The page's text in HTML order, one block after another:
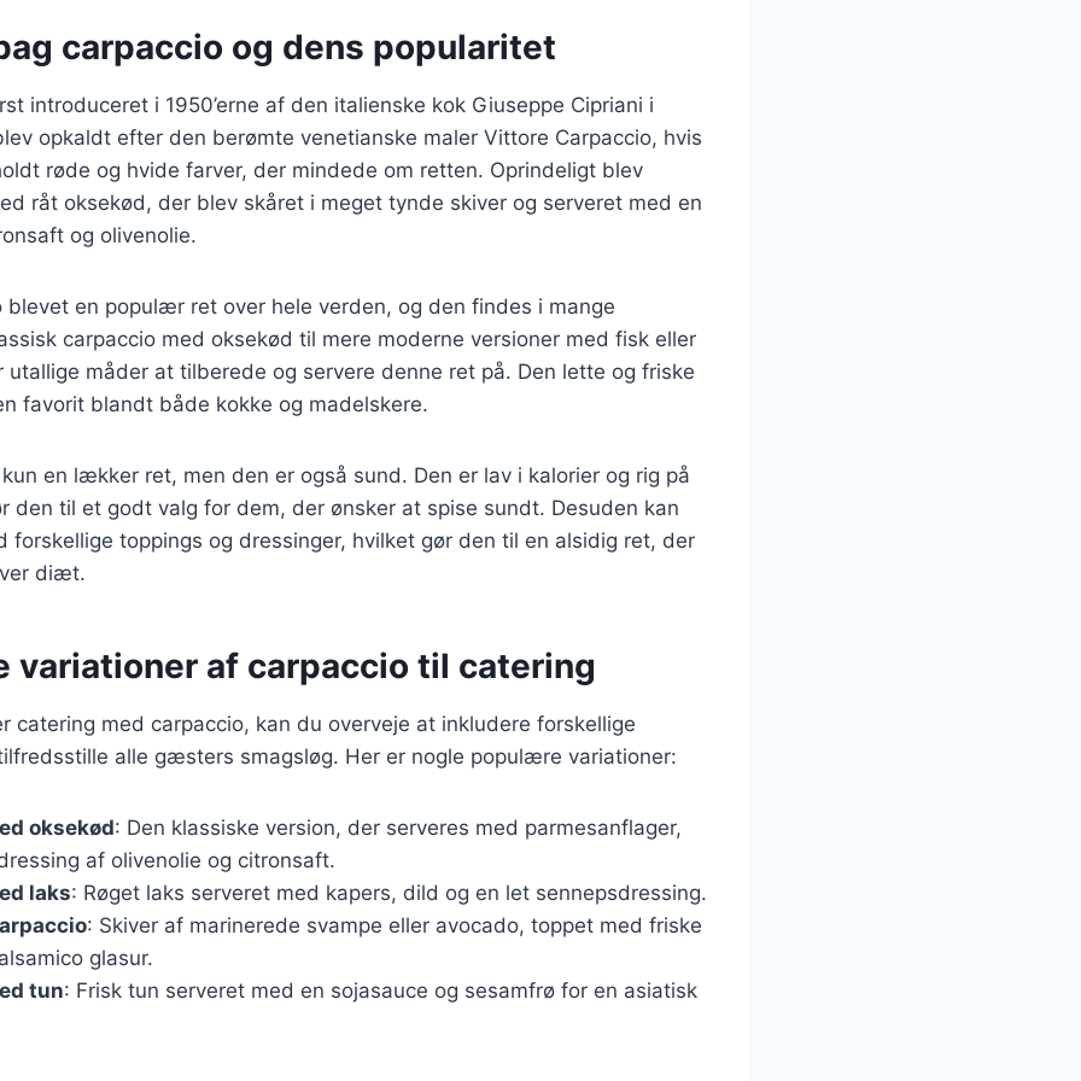
carpaccio og dens popularitet
introduceret i 1950’erne af den italienske kok Giuseppe Cipriani i
opkaldt efter den berømte venetianske maler Vittore Carpaccio, hvis
røde og hvide farver, der mindede om retten. Oprindeligt blev
råt oksekød, der blev skåret i meget tynde skiver og serveret med en
og olivenolie.
blevet en populær ret over hele verden, og den findes i mange
carpaccio med oksekød til mere moderne versioner med fisk eller
utallige måder at tilberede og servere denne ret på. Den lette og friske
favorit blandt både kokke og madelskere.
en lækker ret, men den er også sund. Den er lav i kalorier og rig på
den til et godt valg for dem, der ønsker at spise sundt. Desuden kan
forskellige toppings og dressinger, hvilket gør den til en alsidig ret, der
diæt.
variationer af carpaccio til catering
catering med carpaccio, kan du overveje at inkludere forskellige
alle gæsters smagsløg. Her er nogle populære variationer:
oksekød: Den klassiske version, der serveres med parmesanflager,
af olivenolie og citronsaft.
laks: Røget laks serveret med kapers, dild og en let sennepsdressing.
: Skiver af marinerede svampe eller avocado, toppet med friske
glasur.
tun: Frisk tun serveret med en sojasauce og sesamfrø for en asiatisk